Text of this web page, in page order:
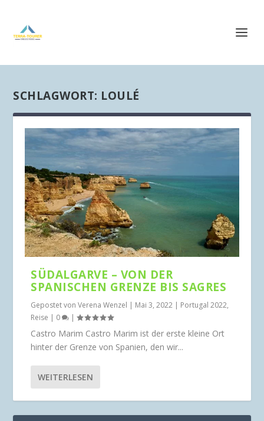
SCHLAGWORT: LOULÉ
SÜDALGARVE – VON DER
SPANISCHEN GRENZE BIS SAGRES
Gepostet vonVerena Wenzel | Mai 3, 2022 | Portugal 2022,
Reise | 0 |
Castro Marim Castro Marim ist der erste kleine Ort
hinter der Grenze von Spanien, den wir...
WEITERLESEN